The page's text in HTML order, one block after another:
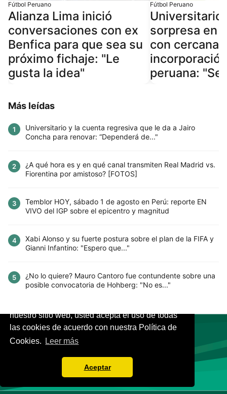
Este sitio utiliza cookies para mejorar la
nuestro sitio web, usted acepta el uso de todas
las cookies de acuerdo con nuestra Política de
Cookies.
Leer más
Aceptar
Fútbol Peruano
Alianza Lima inició
conversaciones con ex
Benfica para que sea su
próximo fichaje: "Le
gusta la idea"
Fútbol Peruano
Universitario
sorpresa en
con cercana
peruana: "Se
Más leídas
1
Universitario y la cuenta regresiva que le da a Jairo
Concha para renovar: “Dependerá de..."
2
¿A qué hora es y en qué canal transmiten Real Madrid vs.
Fiorentina por amistoso? [FOTOS]
3
Temblor HOY, sábado 1 de agosto en Perú: reporte EN
VIVO del IGP sobre el epicentro y magnitud
4
Xabi Alonso y su fuerte postura sobre el plan de la FIFA y
Gianni Infantino: "Espero que..."
5
¿No lo quiere? Mauro Cantoro fue contundente sobre una
posible convocatoria de Hohberg: "No es..."